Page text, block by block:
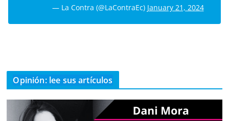
— La Contra (@LaContraEc) January 21, 2024
Opinión: lee sus artículos